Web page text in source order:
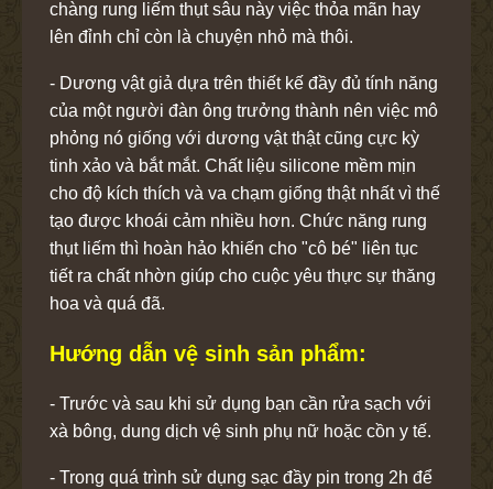
chàng rung liếm thụt sâu này việc thỏa mãn hay
lên đỉnh chỉ còn là chuyện nhỏ mà thôi.
- Dương vật giả dựa trên thiết kế đầy đủ tính năng
của một người đàn ông trưởng thành nên việc mô
phỏng nó giống với dương vật thật cũng cực kỳ
tinh xảo và bắt mắt. Chất liệu silicone mềm mịn
cho độ kích thích và va chạm giống thật nhất vì thế
tạo được khoái cảm nhiều hơn. Chức năng rung
thụt liếm thì hoàn hảo khiến cho "cô bé" liên tục
tiết ra chất nhờn giúp cho cuộc yêu thực sự thăng
hoa và quá đã.
Hướng dẫn vệ sinh sản phẩm:
- Trước và sau khi sử dụng bạn cần rửa sạch với
xà bông, dung dịch vệ sinh phụ nữ hoặc cồn y tế.
- Trong quá trình sử dụng sạc đầy pin trong 2h để